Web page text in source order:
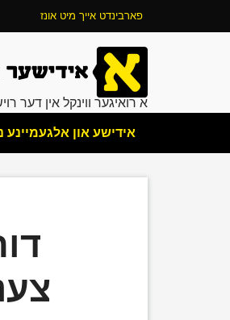
פארבינדט אייך מיט אונז
א רואיגער ווינקל אין דער
אידישע און אלגעמיינע